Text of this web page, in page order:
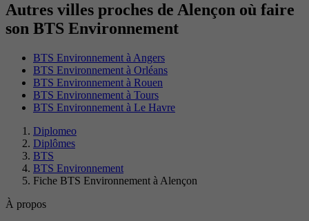
Autres villes proches de Alençon où faire
son BTS Environnement
BTS Environnement à Angers
BTS Environnement à Orléans
BTS Environnement à Rouen
BTS Environnement à Tours
BTS Environnement à Le Havre
Diplomeo
Diplômes
BTS
BTS Environnement
Fiche BTS Environnement à Alençon
À propos